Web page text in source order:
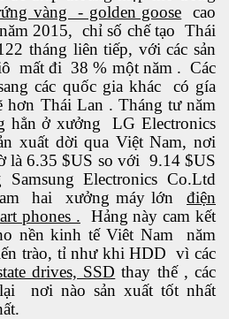
vàng - golden goose cao
2015, chỉ số chế tạo Thái
tháng liên tiếp, với các sản
mất đi 38 % một năm . Các
các quốc gia khác có gía
hơn Thái Lan . Tháng tư năm
hẳn ở xưởng LG Electronics
xuất dời qua Việt Nam, nơi
là 6.35 $US so với 9.14 $US
Electronics Co.Ltd
hai xưởng máy lớn điện
phones . Hảng này cam kết
nền kinh tế Viêt Nam năm
trào, tỉ như khi HDD vì các
drives, SSD thay thế , các
nơi nào sản xuất tốt nhất